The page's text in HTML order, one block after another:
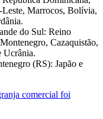
Marrocos, Bolívia,
do Sul: Reino
Cazaquistão,
Ucrânia.
(RS): Japão e
comercial foi